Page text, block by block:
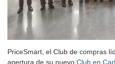
PriceSmart, el Club de compras
apertura de su nuevo Club en